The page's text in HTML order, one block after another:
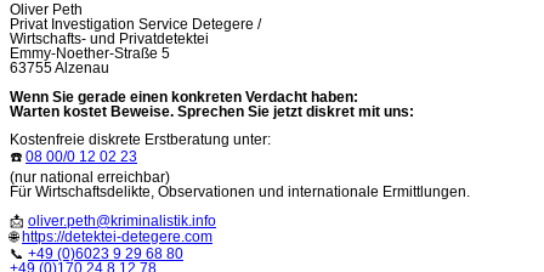
Oliver Peth
Privat Investigation Service Detegere /
Wirtschafts- und Privatdetektei
Emmy-Noether-Straße 5
63755 Alzenau
Wenn Sie gerade einen konkreten Verdacht haben:
Warten kostet Beweise. Sprechen Sie jetzt diskret mit uns:
Kostenfreie diskrete Erstberatung unter:
☎️ 08 00/0 12 02 23
(nur national erreichbar)
Für Wirtschaftsdelikte, Observationen und internationale Ermittlungen.
📩 oliver.peth@kriminalistik.info
🌐 https://detektei-detegere.com
📞 +49 (0)6023 9 29 68 80
+49 (0)170 24 8 12 78